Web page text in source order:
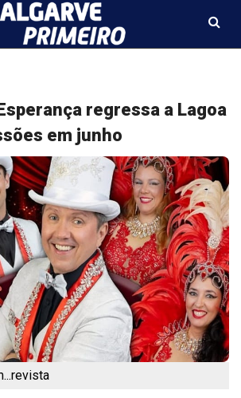
regressa a Lagoa
em junho